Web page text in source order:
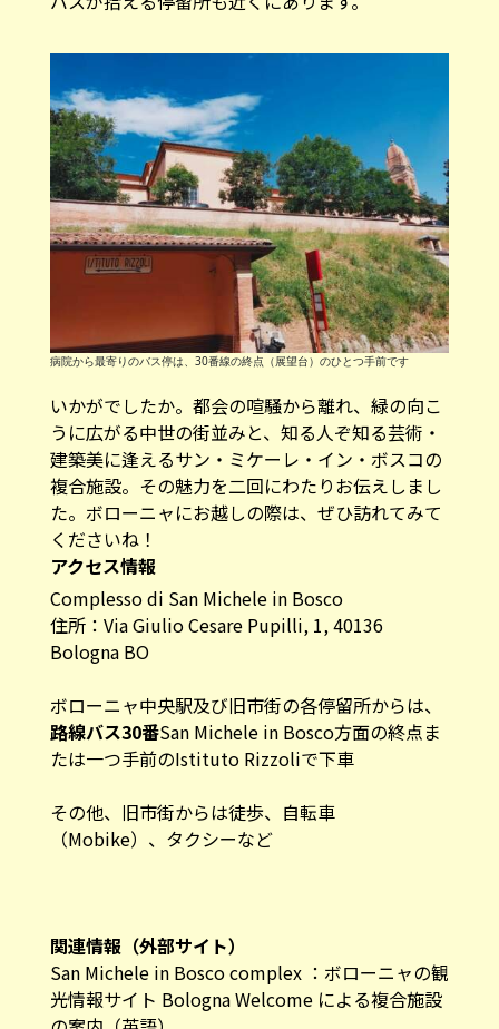
病院から最寄りのバス停は、30番線の終点（展望台）のひとつ手前です
いかがでしたか。都会の喧騒から離れ、緑の向こ
うに広がる中世の街並みと、知る人ぞ知る芸術・
建築美に逢えるサン・ミケーレ・イン・ボスコの
複合施設。その魅力を二回にわたりお伝えしまし
くださいね！
アクセス情報
Complesso di San Michele in Bosco
住所：Via Giulio Cesare Pupilli, 1, 40136
Bologna BO
ボローニャ中央駅及び旧市街の各停留所からは、
路線バス30番San Michele in Bosco方面の終点ま
たは一つ手前のIstituto Rizzoliで下車
（Mobike）、タクシーなど
関連情報（外部サイト）
San Michele in Bosco complex
信に掲載されたカノッキアーレ効果 （伊語）